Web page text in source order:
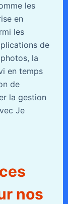
les
en
les
de
la
en temps
de
la gestion
Je
nos